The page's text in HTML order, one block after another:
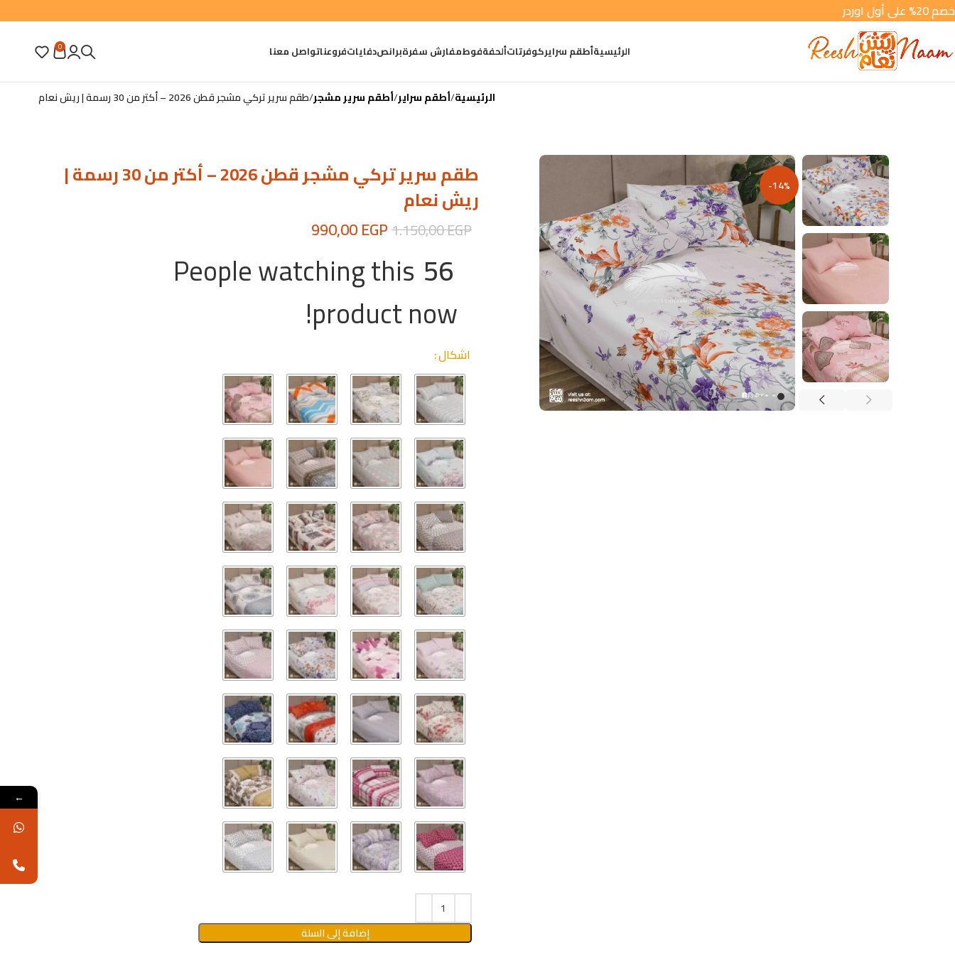
خصم 20% على أول اوردر
الرئيسيةأطقم سرايركوفرتاتألحفةفوطمفارش سفرةبرانصدفاياتفروعناتواصل معنا 0
الرئيسية أطقم سراير أطقم سرير مشجر طقم سرير تركي مشجر قطن 2026 – أكتر من 30 رسمة | ريش نعام
-14%
طقم سرير تركي مشجر قطن 2026 – أكتر من 30 رسمة |
ريش نعام
1.150,00EGP
990,00EGP
56
People watching this
product now!
اشكال
إضافة إلى السلة
←